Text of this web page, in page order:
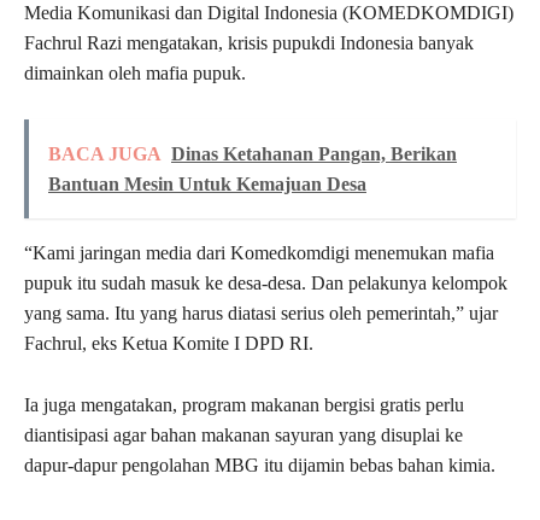
Media Komunikasi dan Digital Indonesia (KOMEDKOMDIGI)
Fachrul Razi mengatakan, krisis pupukdi Indonesia banyak
dimainkan oleh mafia pupuk.
BACA JUGA Dinas Ketahanan Pangan, Berikan
Bantuan Mesin Untuk Kemajuan Desa
“Kami jaringan media dari Komedkomdigi menemukan mafia
pupuk itu sudah masuk ke desa-desa. Dan pelakunya kelompok
yang sama. Itu yang harus diatasi serius oleh pemerintah,” ujar
Fachrul, eks Ketua Komite I DPD RI.
Ia juga mengatakan, program makanan bergisi gratis perlu
diantisipasi agar bahan makanan sayuran yang disuplai ke
dapur-dapur pengolahan MBG itu dijamin bebas bahan kimia.